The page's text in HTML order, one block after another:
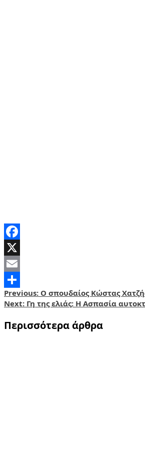
Facebook
X
Email
Share
Post
navigation
Previous: Ο σπουδαίος Κώστας
Next: Γη της ελιάς: Η Ασπασία
Περισσότερα άρθρα